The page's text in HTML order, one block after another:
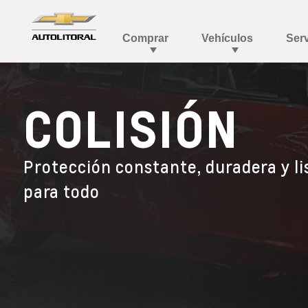
COLISIÓN
Protección constante, duradera y
para todo